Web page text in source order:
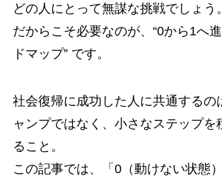
どの人にとって無謀な挑戦でしょう。
だからこそ必要なのが、“0から1へ
ドマップ” です。
社会復帰に成功した人に共通するの
ャンプではなく、小さなステップを
ること。
この記事では、「0（動けない状態